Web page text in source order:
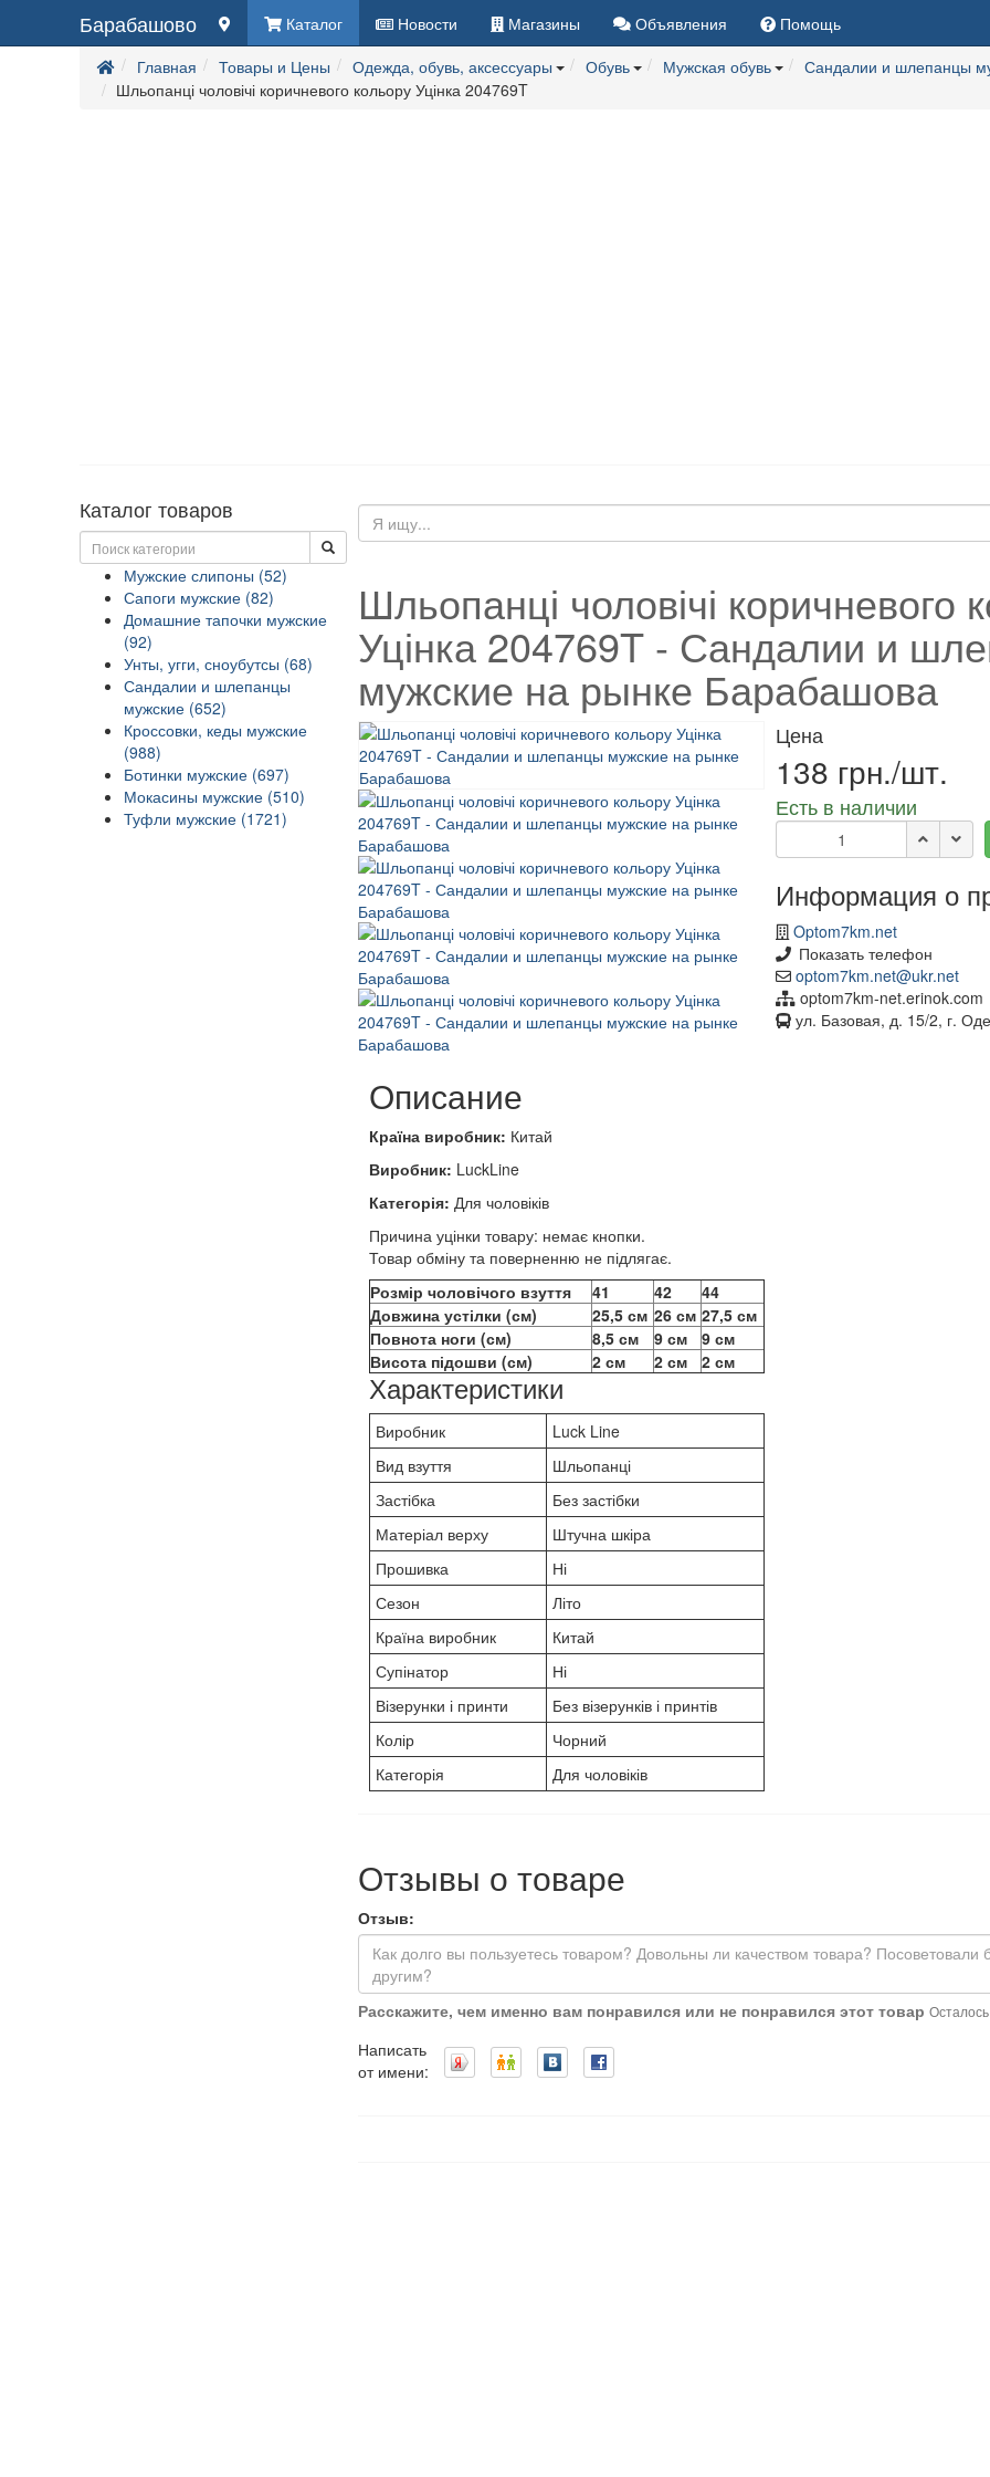
Барабашово Каталог Новости Магазины Объявления
Помощь
Главная
Товары и Цены Одежда, обувь, аксессуары Обувь Мужская обувь
Сандалии и шлепанцы
Шльопанці чоловічі коричневого кольору Уцінка 204769T
Шльопанці чоловічі коричневого
Уцінка 204769T - Сандалии и
мужские на рынке Барабашова
Описание
Країна виробник: Китай
Виробник: LuckLine
Категорія: Для чоловіків
Причина уцінки товару: немає кнопки.
Товар обміну та поверненню не підлягає.
Розмір чоловічого взуття
41 42
44
Довжина устілки (см)
25,5 см 26 см 27,5 см
Повнота ноги (см)
8,5 см 9 см
9 см
Висота підошви (см)
2 см 2 см 2 см
Характеристики
Виробник
Luck Line
Вид взуття
Шльопанці
Застібка
Без застібки
Матеріал верху
Штучна шкіра
Прошивка
Ні
Сезон
Літо
Країна виробник
Китай
Супінатор
Ні
Візерунки і принти
Без візерунків і принтів
Колір
Чорний
Категорія
Для чоловіків
Цена
138 грн./шт.
Есть в наличии
Информация о
Optom7km.net
Показать телефон
optom7km.net@ukr.net
optom7km-net.erinok.com
ул. Базовая, д. 15/2, г.
Отзывы о товаре
Отзыв:
Расскажите, чем именно вам понравился или не понравился этот товар
Написать
от имени:
Каталог товаров
Мужские слипоны (52)
Сапоги мужские (82)
Домашние тапочки мужские
(92)
Унты, угги, сноубутсы (68)
Сандалии и шлепанцы
мужские (652)
Кроссовки, кеды мужские
(988)
Ботинки мужские (697)
Мокасины мужские (510)
Туфли мужские (1721)